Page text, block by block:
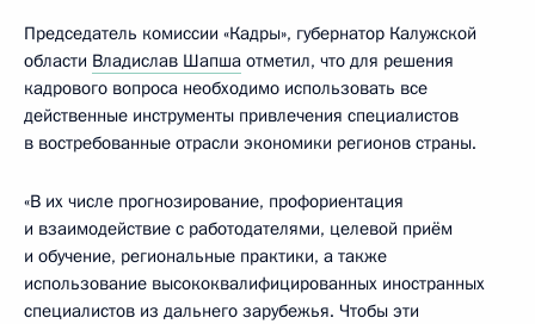
Председатель комиссии «Кадры», губернатор Калужской
области Владислав Шапша отметил, что для решения
кадрового вопроса необходимо использовать все
действенные инструменты привлечения специалистов
в востребованные отрасли экономики регионов страны.
«В их числе прогнозирование, профориентация
и взаимодействие с работодателями, целевой приём
и обучение, региональные практики, а также
использование высококвалифицированных иностранных
специалистов из дальнего зарубежья. Чтобы эти